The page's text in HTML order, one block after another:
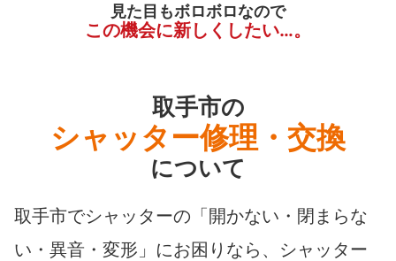
見た目もボロボロなので
この機会に新しくしたい…。
取手市の
シャッター修理・交換
について
取手市でシャッターの「開かない・閉まらな
い・異音・変形」にお困りなら、シャッター